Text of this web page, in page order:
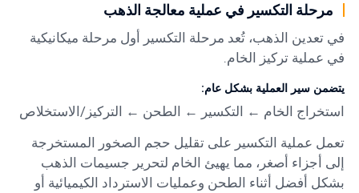
مرحلة التكسير في عملية معالجة الذهب
في تعدين الذهب، تُعد مرحلة التكسير أول مرحلة ميكانيكية
في عملية تركيز الخام.
يتضمن سير العملية بشكل عام:
استخراج الخام ← التكسير ← الطحن ← التركيز/الاستخلاص
تعمل عملية التكسير على تقليل حجم الصخور المستخرجة
إلى أجزاء أصغر، مما يهيئ الخام لتحرير جسيمات الذهب
بشكل أفضل أثناء الطحن وعمليات الاسترداد الكيميائية أو